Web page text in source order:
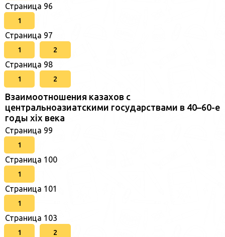
Страница 96
1
Страница 97
1 2
Страница 98
1 2
Взаимоотношения казахов с
центральноазиатскими государствами в 40–60-е
годы xix века
Страница 99
1
Страница 100
1
Страница 101
1
Страница 103
1 2